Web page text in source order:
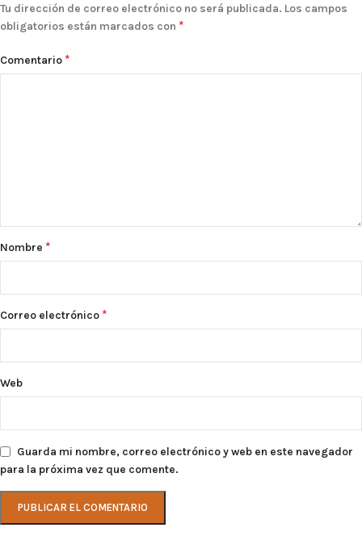
Tu dirección de correo electrónico no será publicada. Los campos
obligatorios están marcados con *
Comentario *
Nombre *
Correo electrónico *
Web
Guarda mi nombre, correo electrónico y web en este navegador
para la próxima vez que comente.